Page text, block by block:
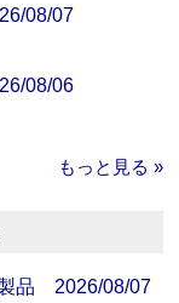
08/07
08/06
もっと見る »
品 2026/08/07